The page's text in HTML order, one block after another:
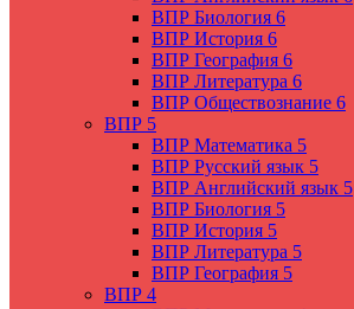
ВПР Биология 6
ВПР История 6
ВПР География 6
ВПР Литература 6
ВПР Обществознание 6
ВПР 5
ВПР Математика 5
ВПР Русский язык 5
ВПР Английский язык 5
ВПР Биология 5
ВПР История 5
ВПР Литература 5
ВПР География 5
ВПР 4